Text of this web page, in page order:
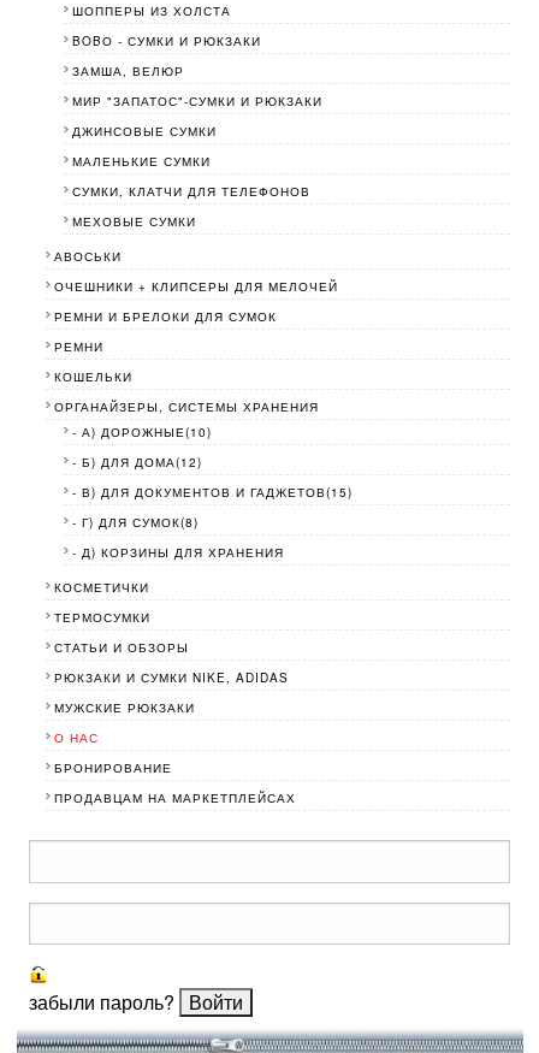
ШОППЕРЫ ИЗ ХОЛСТА
BOBО - СУМКИ И РЮКЗАКИ
ЗАМША, ВЕЛЮР
МИР "ЗАПАТОС"-СУМКИ И РЮКЗАКИ
ДЖИНСОВЫЕ СУМКИ
МАЛЕНЬКИЕ СУМКИ
СУМКИ, КЛАТЧИ ДЛЯ ТЕЛЕФОНОВ
МЕХОВЫЕ СУМКИ
АВОСЬКИ
ОЧЕШНИКИ + КЛИПСЕРЫ ДЛЯ МЕЛОЧЕЙ
РЕМНИ И БРЕЛОКИ ДЛЯ СУМОК
РЕМНИ
КОШЕЛЬКИ
ОРГАНАЙЗЕРЫ, СИСТЕМЫ ХРАНЕНИЯ
- А) ДОРОЖНЫЕ(10)
- Б) ДЛЯ ДОМА(12)
- В) ДЛЯ ДОКУМЕНТОВ И ГАДЖЕТОВ(15)
- Г) ДЛЯ СУМОК(8)
- Д) КОРЗИНЫ ДЛЯ ХРАНЕНИЯ
КОСМЕТИЧКИ
ТЕРМОСУМКИ
СТАТЬИ И ОБЗОРЫ
МУЖСКИЕ РЮКЗАКИ
О НАС
БРОНИРОВАНИЕ
ПРОДАВЦАМ НА МАРКЕТПЛЕЙСАХ
забыли пароль?